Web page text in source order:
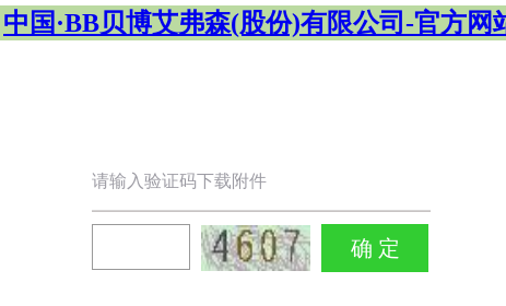
中国·BB贝博艾弗森(股份)有限公司-官方网
请输入验证码下载附件